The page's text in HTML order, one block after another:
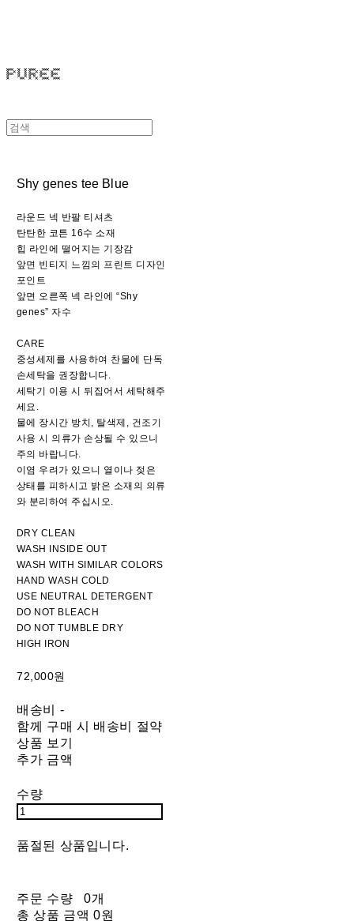
Shy genes tee Blue
라운드 넥 반팔 티셔츠
탄탄한 코튼 16수 소재
힙 라인에 떨어지는 기장감
앞면 빈티지 느낌의 프린트 디자인
포인트
앞면 오른쪽 넥 라인에 “Shy
genes” 자수
CARE
중성세제를 사용하여 찬물에 단독
손세탁을 권장합니다.
세탁기 이용 시 뒤집어서 세탁해주
세요.
물에 장시간 방치, 탈색제, 건조기
사용 시 의류가 손상될 수 있으니
주의 바랍니다.
이염 우려가 있으니 열이나 젖은
상태를 피하시고 밝은 소재의 의류
와 분리하여 주십시오.
DRY CLEAN
WASH INSIDE OUT
WASH WITH SIMILAR COLORS
HAND WASH COLD
USE NEUTRAL DETERGENT
DO NOT BLEACH
DO NOT TUMBLE DRY
HIGH IRON
72,000원
배송비 -
함께 구매 시 배송비 절약
상품 보기
추가 금액
수량
품절된 상품입니다.
주문 수량
0개
총 상품 금액 0원